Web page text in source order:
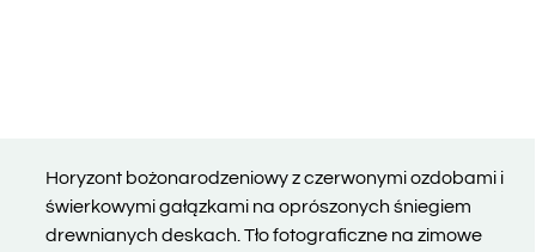
Horyzont bożonarodzeniowy z czerwonymi ozdobami i
świerkowymi gałązkami na oprószonych śniegiem
drewnianych deskach. Tło fotograficzne na zimowe